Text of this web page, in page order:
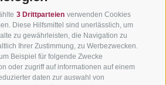
3 Drittparteien verwenden Cookies
Diese Hilfsmittel sind unerlässlich, um
zu gewährleisten, die Navigation zu
Ihrer Zustimmung, zu Werbezwecken.
Beispiel für folgende Zwecke
oder zugriff auf informationen auf einem
daten zur auswahl von
SÜDTIROL
Mountainbiken in
Südtirol
Rennradfahren in
Kontakt
Anreise